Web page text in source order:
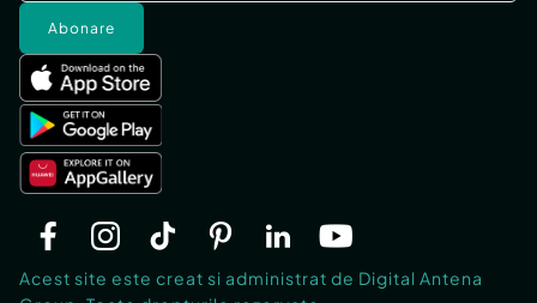
Abonare
Acest site este creat si administrat de Digital Antena